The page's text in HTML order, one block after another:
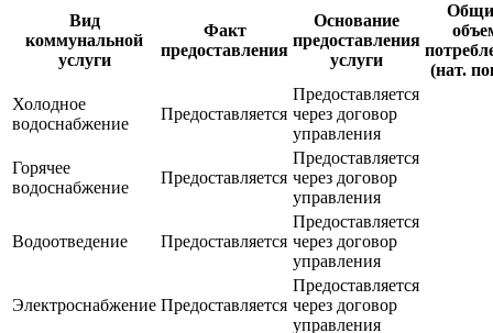
Вид
коммунальной
услуги
Факт
предоставления
Основание
предоставления
услуги
(нат.
Холодное
водоснабжение
Предоставляется
Предоставляется
через договор
управления
Горячее
водоснабжение
Предоставляется
Предоставляется
через договор
управления
Водоотведение Предоставляется
Предоставляется
через договор
управления
Электроснабжение Предоставляется
Предоставляется
через договор
управления